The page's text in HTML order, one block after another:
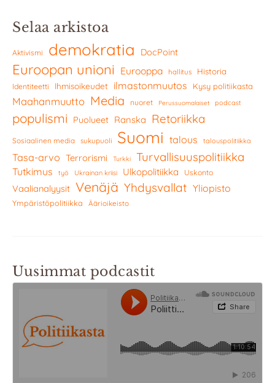
Selaa arkistoa
Aktivismi demokratia DocPoint
Euroopan unioni Eurooppa hallitus Historia
Identiteetti Ihmisoikeudet ilmastonmuutos Kysy politiikasta
Maahanmuutto Media nuoret Perussuomalaiset podcast
populismi Puolueet Ranska Retoriikka
Sosiaalinen media sukupuoli Suomi talous talouspolitiikka
Tasa-arvo Terrorismi Turkki Turvallisuuspolitiikka
Tutkimus työ Ukrainan kriisi Ulkopolitiikka Uskonto
Vaalianalyysit Venäjä Yhdysvallat Yliopisto
Ympäristöpolitiikka Äärioikeisto
Uusimmat podcastit